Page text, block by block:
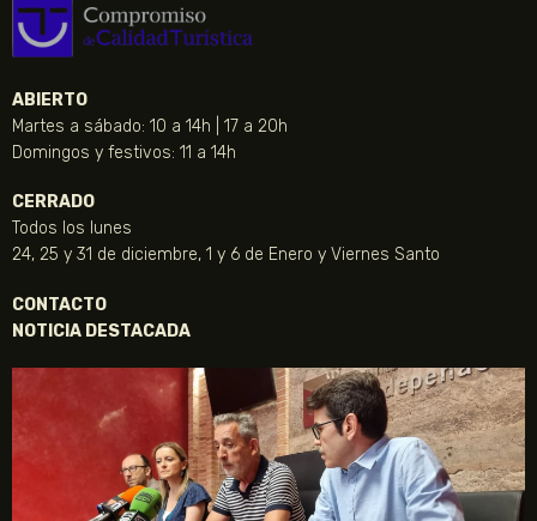
ABIERTO
Martes a sábado: 10 a 14h | 17 a 20h
Domingos y festivos: 11 a 14h
CERRADO
Todos los lunes
24, 25 y 31 de diciembre, 1 y 6 de Enero y Viernes Santo
CONTACTO
NOTICIA DESTACADA